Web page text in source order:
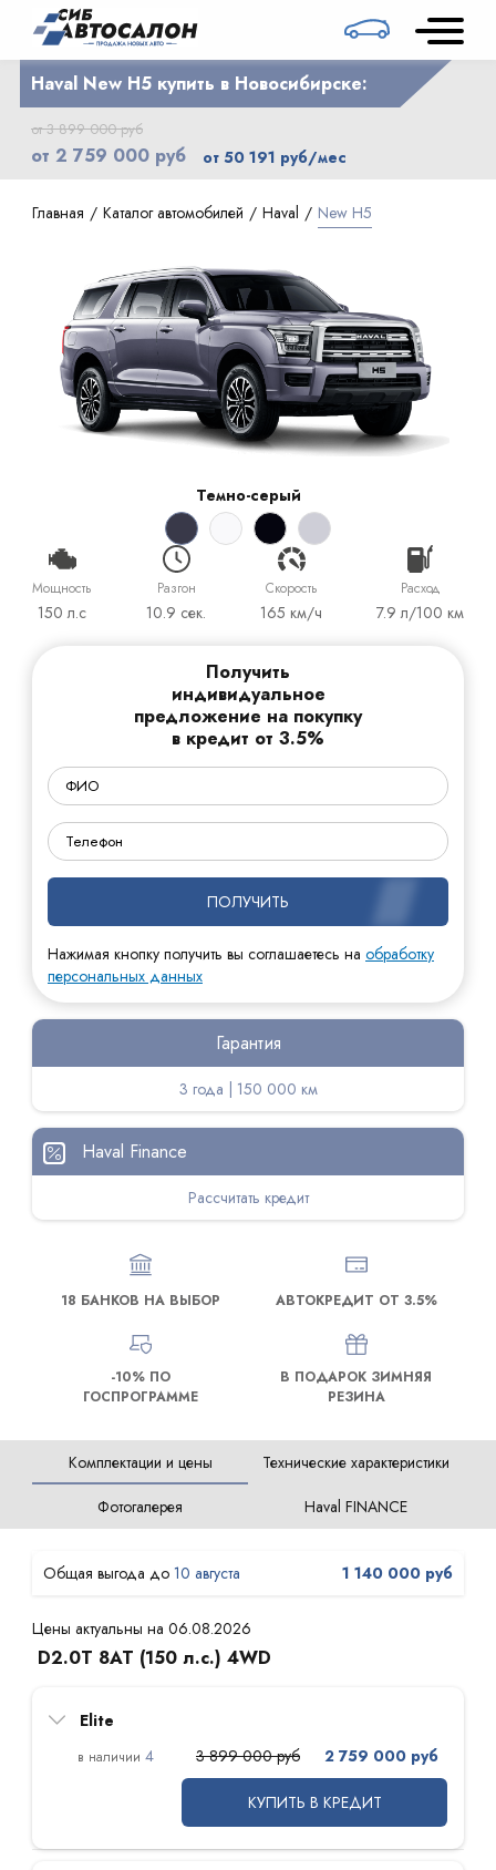
Haval New H5 купить в Новосибирске:
от 3 899 000 руб
от 2 759 000 руб от 50 191 руб/мес
Главная Каталог автомобилей Haval New H5
Мощность
150 л.с
Разгон
10.9 сек.
Cкорость
165 км/ч
Расход
7.9 л/100 км
Темно-серый
Получить
индивидуальное
предложение на покупку
в кредит от 3.5%
ПОЛУЧИТЬ
Нажимая кнопку получить вы соглашаетесь на обработку
персональных данных
Гарантия
3 года | 150 000 км
Haval Finance
Рассчитать кредит
18 БАНКОВ НА ВЫБОР АВТОКРЕДИТ ОТ 3.5%
-10% ПО
ГОСПРОГРАММЕ
В ПОДАРОК ЗИМНЯЯ
РЕЗИНА
Комплектации и цены
Технические характеристики
Фотогалерея
Haval FINANCE
10 августа 1 140 000 руб
Цены актуальны на 06.08.2026
D2.0T 8AT (150 л.с.) 4WD
Elite
4
3 899 000 руб 2 759 000 руб
КУПИТЬ В КРЕДИТ